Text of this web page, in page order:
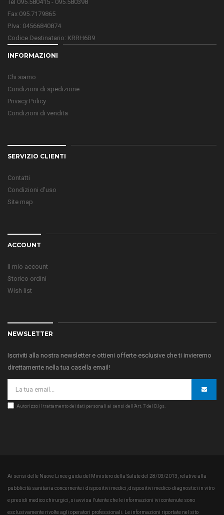
Tel 095.580415 - 095.580398
Fax 095.7179865
P.Iva: 04566840874
Codice Destinatario: KRRH6B9
INFORMAZIONI
Chi siamo
Condizioni di spedizione
Privacy Policy
Condizioni di vendita
SERVIZIO CLIENTI
Contatti
Condizioni d'uso
Site map
ACCOUNT
Il mio account
Storico ordini
Wish list
NEWSLETTER
Iscriviti alla nostra newsletter e ottieni offerte esclusive che ti invieremo
direttamente nella tua casella email!
Autorizzo il trattamento dei dati personali ai sensi dell’Art. 7 del D.lgs.
Ai sensi delle Nuove Linee guida del Ministero della Salute del 28/03/2013, relative alla
pubblicità sanitaria concernente i dispositivi medici, dispositivi medico-diagnostici in vitro
e presidi medico chirurgici, si avvisa l'utente che le informazioni ivi contenute sono
esclusivamente rivolte agli operatori professionali. Le informazioni riportate nel sito